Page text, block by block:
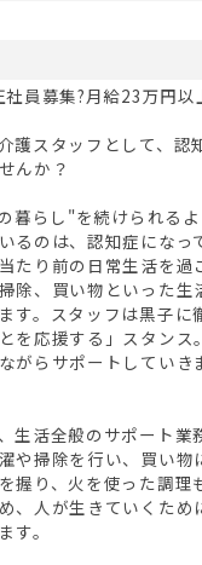
員募集?月給23万円以
護スタッフとして、認
んか？
暮らし"を続けられるよ
るのは、認知症になっ
たり前の日常生活を過
除、買い物といった生
す。スタッフは黒子に
を応援する」スタンス
がらサポートしていき
生活全般のサポート業
や掃除を行い、買い物
握り、火を使った調理
、人が生きていくため
す。